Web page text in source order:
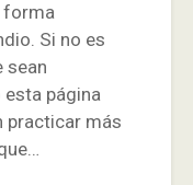
forma
Si no es
sean
página
practicar más